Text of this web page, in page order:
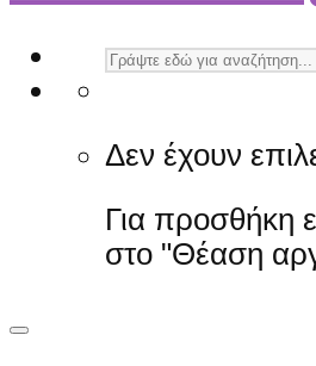
Δεν έχουν
Για προσθήκη
στο "Θέαση